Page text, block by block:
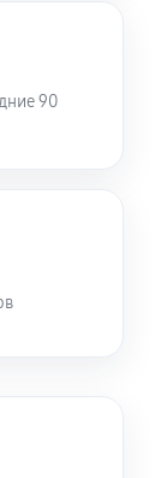
GA-90